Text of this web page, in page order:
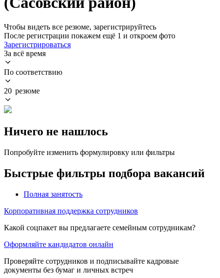
Чтобы видеть все резюме, зарегистрируйтесь
После регистрации покажем ещё 1 и откроем фото
Зарегистрироваться
За всё время
По соответствию
20 резюме
Ничего не нашлось
Попробуйте изменить формулировку или фильтры
Быстрые фильтры подбора вакансий
Полная занятость
Корпоративная поддержка сотрудников
Какой соцпакет вы предлагаете семейным сотрудникам?
Оформляйте кандидатов онлайн
Проверяйте сотрудников и подписывайте кадровые
документы без бумаг и личных встреч